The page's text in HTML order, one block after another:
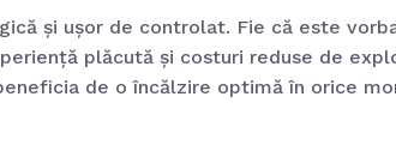
și ușor de controlat. Fie că este
plăcută și costuri reduse de
de o încălzire optimă în orice